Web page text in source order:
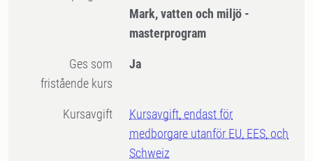
Mark, vatten och miljö -
masterprogram
Ges som
fristående kurs
Ja
Kursavgift
Kursavgift, endast för
medborgare utanför EU, EES, och
Schweiz